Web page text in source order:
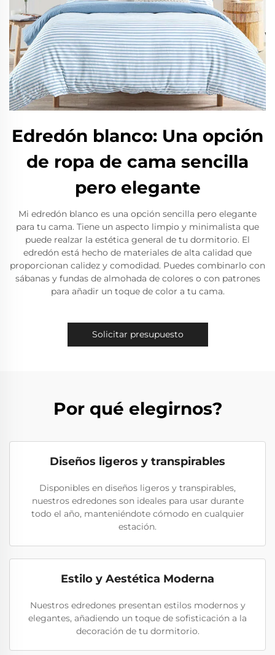
Edredón blanco: Una opción
de ropa de cama sencilla
pero elegante
Mi edredón blanco es una opción sencilla pero elegante
para tu cama. Tiene un aspecto limpio y minimalista que
puede realzar la estética general de tu dormitorio. El
edredón está hecho de materiales de alta calidad que
proporcionan calidez y comodidad. Puedes combinarlo con
sábanas y fundas de almohada de colores o con patrones
para añadir un toque de color a tu cama.
Solicitar presupuesto
Por qué elegirnos?
Diseños ligeros y transpirables
Disponibles en diseños ligeros y transpirables,
nuestros edredones son ideales para usar durante
todo el año, manteniéndote cómodo en cualquier
estación.
Estilo y Aestética Moderna
Nuestros edredones presentan estilos modernos y
elegantes, añadiendo un toque de sofisticación a la
decoración de tu dormitorio.